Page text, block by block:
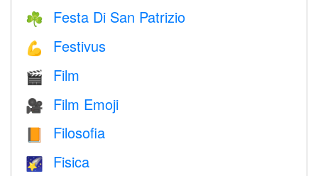
☘️ Festa Di San Patrizio
💪 Festivus
🎬 Film
🎥 Film Emoji
📙 Filosofia
🌠 Fisica